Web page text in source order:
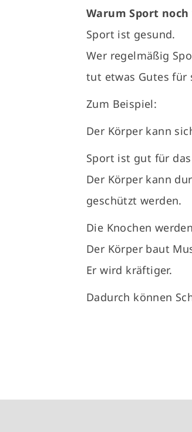
Warum Sport
Sport ist gesund.
Wer regelmäßig
tut etwas Gutes für
Zum Beispiel:
Der Körper kann
Sport ist gut für das
Der Körper kann
geschützt werden.
Die Knochen
Der Körper baut
Er wird kräftiger.
Dadurch können